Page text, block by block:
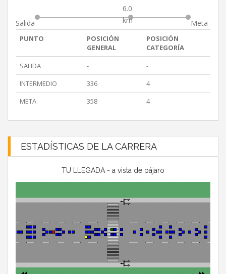
Salida
6.0
km
Meta
PUNTO
POSICIÓN
GENERAL
POSICIÓN
CATEGORÍA
SALIDA
-
-
INTERMEDIO
336
4
META
358 4
ESTADÍSTICAS DE LA CARRERA
TU LLEGADA - a vista de pájaro